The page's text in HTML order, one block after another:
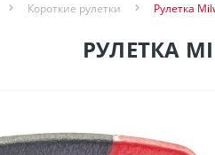
Короткие рулетки Рулетка
РУЛЕТКА